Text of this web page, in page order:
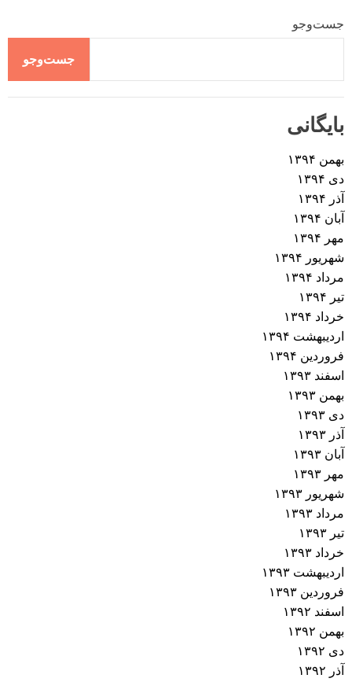
جست‌وجو
جست‌وجو
بایگانی
بهمن ۱۳۹۴
دی ۱۳۹۴
آذر ۱۳۹۴
آبان ۱۳۹۴
مهر ۱۳۹۴
شهریور ۱۳۹۴
مرداد ۱۳۹۴
تیر ۱۳۹۴
خرداد ۱۳۹۴
اردیبهشت ۱۳۹۴
فروردین ۱۳۹۴
اسفند ۱۳۹۳
بهمن ۱۳۹۳
دی ۱۳۹۳
آذر ۱۳۹۳
آبان ۱۳۹۳
مهر ۱۳۹۳
شهریور ۱۳۹۳
مرداد ۱۳۹۳
تیر ۱۳۹۳
خرداد ۱۳۹۳
اردیبهشت ۱۳۹۳
فروردین ۱۳۹۳
اسفند ۱۳۹۲
بهمن ۱۳۹۲
دی ۱۳۹۲
آذر ۱۳۹۲